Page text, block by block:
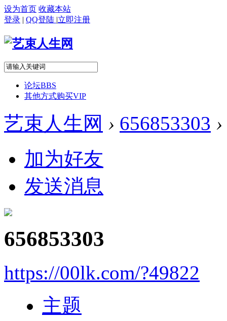
设为首页 收藏本站
登录 | QQ登陆 |立即注册
论坛BBS
其他方式购买VIP
艺束人生网 › 656853303 ›
加为好友
发送消息
656853303
https://00lk.com/?49822
主题